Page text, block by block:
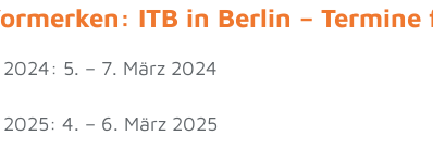
ITB in Berlin –
2024: 5. – 7. März 2024
2025: 4. – 6. März 2025